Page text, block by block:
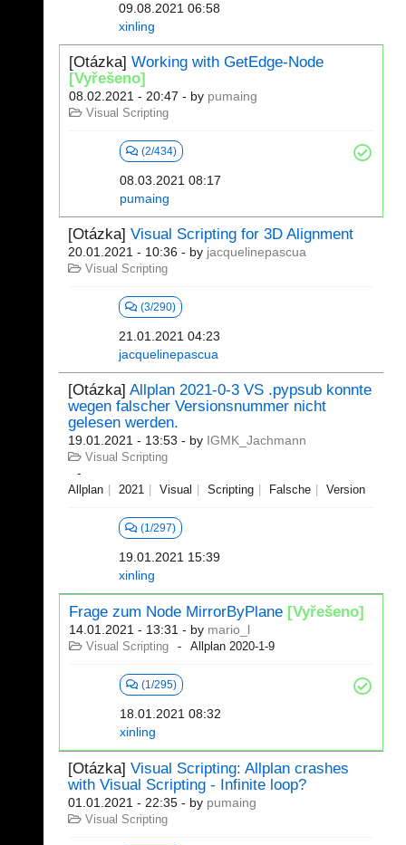
09.08.2021 06:58
xinling
[Otázka] Working with GetEdge-Node
[Vyřešeno]
08.02.2021 - 20:47 - by pumaing
Visual Scripting
(2/434)
08.03.2021 08:17
pumaing
[Otázka] Visual Scripting for 3D Alignment
20.01.2021 - 10:36 - by jacquelinepascua
Visual Scripting
(3/290)
21.01.2021 04:23
jacquelinepascua
[Otázka] Allplan 2021-0-3 VS .pypsub konnte
wegen falscher Versionsnummer nicht
gelesen werden.
19.01.2021 - 13:53 - by IGMK_Jachmann
Visual Scripting
Allplan 2021 Visual Scripting Falsche Version
(1/297)
19.01.2021 15:39
xinling
Frage zum Node MirrorByPlane [Vyřešeno]
14.01.2021 - 13:31 - by mario_l
Visual Scripting Allplan 2020-1-9
(1/295)
18.01.2021 08:32
xinling
[Otázka] Visual Scripting: Allplan crashes
with Visual Scripting - Infinite loop?
01.01.2021 - 22:35 - by pumaing
Visual Scripting